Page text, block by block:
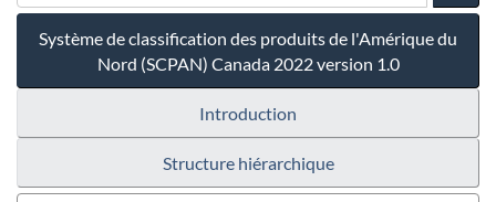
Système de classification des produits de l'Amérique du
Nord (SCPAN) Canada 2022 version 1.0
Introduction
Structure hiérarchique